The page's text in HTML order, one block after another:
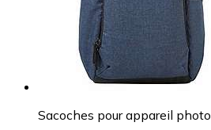
Sacoches pour appareil photo